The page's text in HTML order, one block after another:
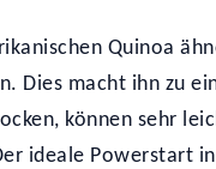
Quinoa
Dies macht ihn zu
können sehr
ideale Powerstart in